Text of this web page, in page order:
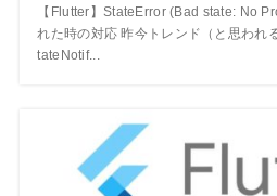
【Flutter】StateError (Bad state: No
れた時の対応 昨今トレンド（と思われ
tateNotif...